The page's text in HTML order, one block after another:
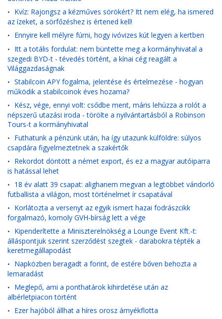
• Kvíz: Rajongsz a kézműves sörökért? Itt nem elég, ha ismered
az ízeket, a sörfőzéshez is értened kell!
• Ennyire kell mélyre fúrni, hogy ivóvizes kút legyen a kertben
• Itt a totális fordulat: nem büntette meg a kormányhivatal a
szegedi BYD-t - tévedés történt, a kínai cég reagált a
Világgazdaságnak
• Stabilcoin APY fogalma, jelentése és értelmezése - hogyan
működik a stabilcoinok éves hozama?
• Kész, vége, ennyi volt: csődbe ment, máris lehúzza a rolót a
népszerű utazási iroda - törölte a nyilvántartásból a Robinson
Tours-t a kormányhivatal
• Futhatunk a pénzünk után, ha így utazunk külföldre: súlyos
csapdára figyelmeztetnek a szakértők
• Rekordot döntött a német export, és ez a magyar autóiparra
is hatással lehet
• 18 év alatt 39 csapat: alighanem megvan a legtöbbet vándorló
futballista a világon, most történelmet ír csapatával
• Korlátozta a versenyt az egyik ismert hazai fodrászcikk
forgalmazó, komoly GVH-bírság lett a vége
• Kipenderítette a Miniszterelnökség a Lounge Event Kft.-t:
álláspontjuk szerint szerződést szegtek - darabokra tépték a
keretmegállapodást
• Napközben beragadt a forint, de estére bőven behozta a
lemaradást
• Meglepő, ami a ponthatárok kihirdetése után az
albérletpiacon történt
• Ezer hajóból állhat a híres orosz árnyékflotta